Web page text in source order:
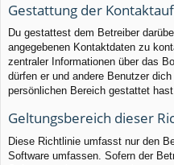
Gestattung der
Du gestattest dem Betreiber
angegebenen Kontaktdaten zu
zentraler Informationen über das
dürfen er und andere Benutzer
persönlichen Bereich gestattet
Geltungsbereich dieser
Diese Richtlinie umfasst nur den
Software umfassen. Sofern der